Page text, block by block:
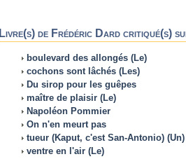
Livre(s) de Frédéric Dard critiqué(s)
boulevard des allongés (Le)
cochons sont lâchés (Les)
Du sirop pour les guêpes
maître de plaisir (Le)
Napoléon Pommier
On n'en meurt pas
tueur (Kaput, c'est San-Antonio) (Un)
ventre en l'air (Le)